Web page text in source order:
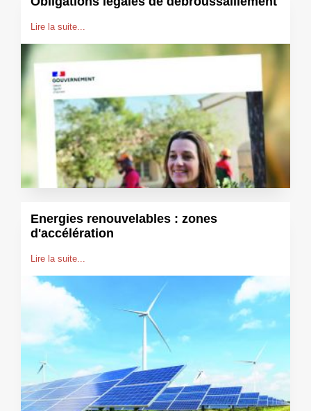
Lire la suite...
Energies renouvelables : zones
d'accélération
Lire la suite...